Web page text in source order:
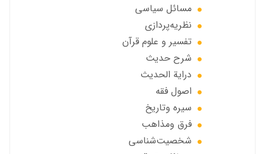
مسائل سياسي
نظریه‌پردازی
تفسیر و علوم قرآن
شرح حديث
درایة الحديث
اصول فقه
سیره وتاریخ
فرق ومذاهب
شخصیت‌شناسی